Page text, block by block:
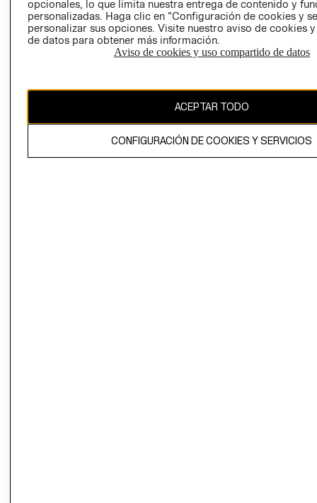
GIFT CARD
AVISO DE
CAMBIAR REGIÓN
opcionales, lo que limita nuestra entrega de contenido y
personalizadas. Haga clic en “Configuración de cookies y
personalizar sus opciones. Visite nuestro aviso de cookies
de datos para obtener más información.
Aviso de cookies y uso compartido de datos
ACEPTAR TODO
CONFIGURACIÓN DE COOKIES Y SERVICIOS